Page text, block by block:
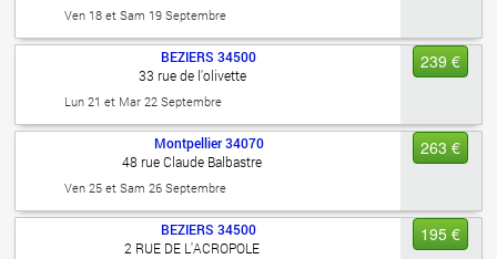
Ven 18 et Sam 19 Septembre
239 €
BEZIERS 34500
33 rue de l'olivette
Lun 21 et Mar 22 Septembre
263 €
Montpellier34070
48 rue Claude Balbastre
Ven 25 et Sam 26 Septembre
195 €
BEZIERS 34500
2 RUE DE L'ACROPOLE